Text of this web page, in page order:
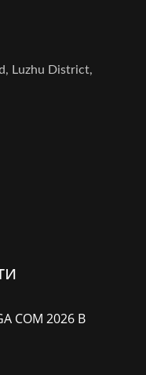
Luzhu District,
COM 2026 В